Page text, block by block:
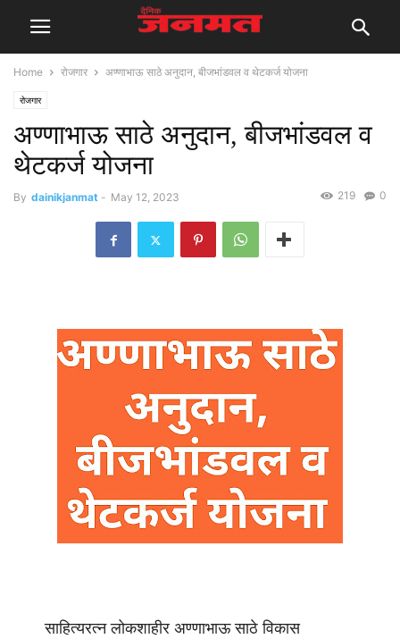
Home रोजगार अण्णाभाऊ साठे अनुदान, बीजभांडवल व थेटकर्ज योजना
रोजगार
अण्णाभाऊ साठे अनुदान, बीजभांडवल व
थेटकर्ज योजना
By dainikjanmat - May 12, 2023 0
219
साहित्यरत्न लोकशाहीर अण्णाभाऊ साठे विकास